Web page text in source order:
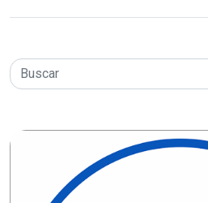
CÂMARA
DE
MACAU